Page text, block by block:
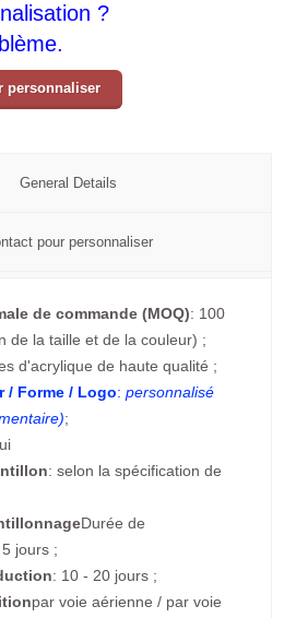
?
personnaliser
General Details
pour personnaliser
de commande (MOQ): 100
de la taille et de la couleur) ;
d'acrylique de haute qualité ;
/ Forme / Logo:personnalisé
;
: selon la spécification de
Durée de
jours ;
: 10 - 20 jours ;
par voie aérienne / par voie